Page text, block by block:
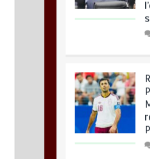
RODRI AU
REAL MADRID